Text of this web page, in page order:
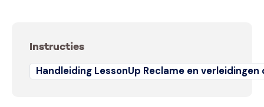
Instructies
Handleiding LessonUp Reclame en